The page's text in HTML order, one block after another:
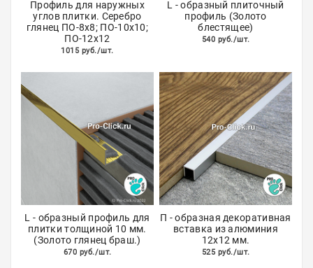
Профиль для наружных
углов плитки. Серебро
глянец ПО-8х8; ПО-10х10;
ПО-12х12
1015 руб./шт.
L - образный плиточный
профиль (Золото
блестящее)
540 руб./шт.
L - образный профиль для
плитки толщиной 10 мм.
(Золото глянец браш.)
670 руб./шт.
П - образная декоративная
вставка из алюминия
12х12 мм.
525 руб./шт.